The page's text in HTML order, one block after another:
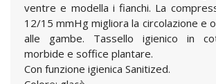
ventre e modella i fianchi. La
12/15 mmHg migliora la circolazione e
alle gambe. Tassello igienico in
morbide e soffice plantare.
Con funzione igienica Sanitized.